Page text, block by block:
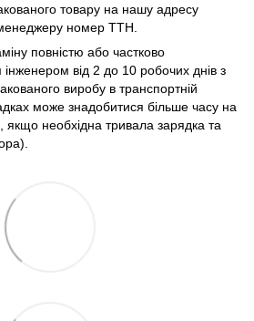
товару на нашу адресу
номер ТТН.
повністю або частково
від 2 до 10 робочих днів з
виробу в транспортній
може знадобитися більше часу на
якщо необхідна тривала зарядка та